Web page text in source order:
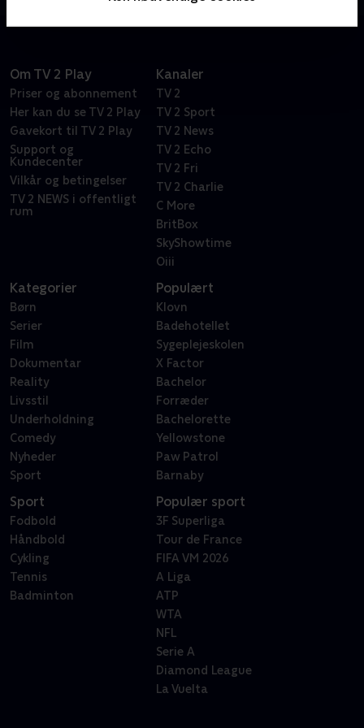
Om TV 2 Play
Priser og abonnement
Her kan du se TV 2 Play
Gavekort til TV 2 Play
Support og
Kundecenter
Vilkår og betingelser
TV 2 NEWS i offentligt
rum
Kanaler
TV 2
TV 2 Sport
TV 2 News
TV 2 Echo
TV 2 Fri
TV 2 Charlie
C More
BritBox
SkyShowtime
Oiii
Kategorier
Børn
Serier
Film
Dokumentar
Reality
Livsstil
Underholdning
Comedy
Nyheder
Sport
Populært
Klovn
Badehotellet
Sygeplejeskolen
X Factor
Bachelor
Forræder
Bachelorette
Yellowstone
Paw Patrol
Barnaby
Sport
Fodbold
Håndbold
Cykling
Tennis
Badminton
Populær sport
3F Superliga
Tour de France
FIFA VM 2026
A Liga
ATP
WTA
NFL
Serie A
Diamond League
La Vuelta